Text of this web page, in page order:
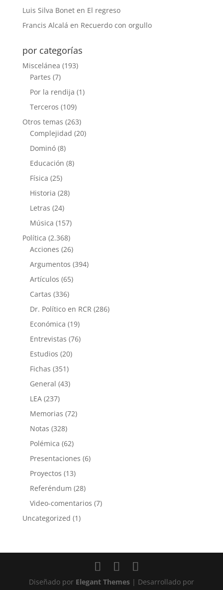
Luis Silva Boneten El regreso
Francis Alcalá en Recuerdo con orgullo
por categorías
Miscelánea (193)
Partes (7)
Por la rendija (1)
Terceros (109)
Otros temas (263)
Complejidad (20)
Dominó(8)
Educación (8)
Física (25)
Historia (28)
Letras (24)
Música (157)
Política (2.368)
Acciones (26)
Argumentos (394)
Artículos (65)
Cartas (336)
Dr. Político en RCR (286)
Económica (19)
Entrevistas (76)
Estudios (20)
Fichas (351)
General (43)
LEA(237)
Memorias (72)
Notas (328)
Polémica (62)
Presentaciones (6)
Proyectos (13)
Referéndum (28)
Video-comentarios (7)
Uncategorized (1)
Diseñado por Elegant Themes| Desarrollado por